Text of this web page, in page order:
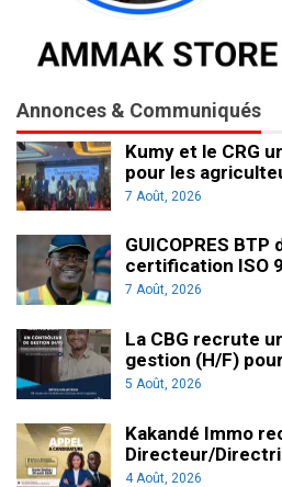
Annonces & Communiqués
Kumy et le CRG
pour les
7 Août, 2026
GUICOPRES
certification ISO
7 Août, 2026
La CBG recrute
gestion (H/F)
5 Août, 2026
Kakandé Immo
Directeur/
4 Août, 2026